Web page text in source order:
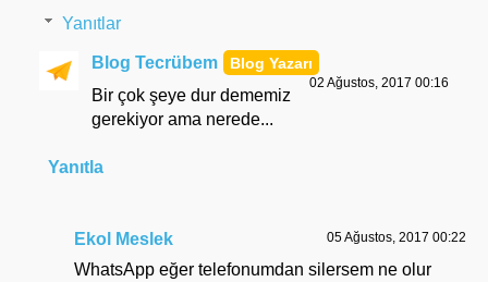
Yanıtlar
Blog Tecrübem
02 Ağustos, 2017 00:16
Bir çok şeye dur dememiz
gerekiyor ama nerede...
Yanıtla
Ekol Meslek 05 Ağustos, 2017 00:22
WhatsApp eğer telefonumdan silersem ne olur